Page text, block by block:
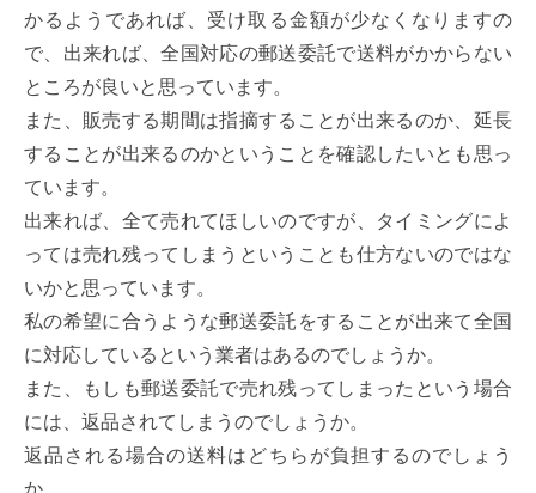
かるようであれば、受け取る金額が少なくなりますの
で、出来れば、全国対応の郵送委託で送料がかからない
ところが良いと思っています。
また、販売する期間は指摘することが出来るのか、延長
することが出来るのかということを確認したいとも思っ
ています。
出来れば、全て売れてほしいのですが、タイミングによ
っては売れ残ってしまうということも仕方ないのではな
いかと思っています。
私の希望に合うような郵送委託をすることが出来て全国
に対応しているという業者はあるのでしょうか。
また、もしも郵送委託で売れ残ってしまったという場合
には、返品されてしまうのでしょうか。
返品される場合の送料はどちらが負担するのでしょう